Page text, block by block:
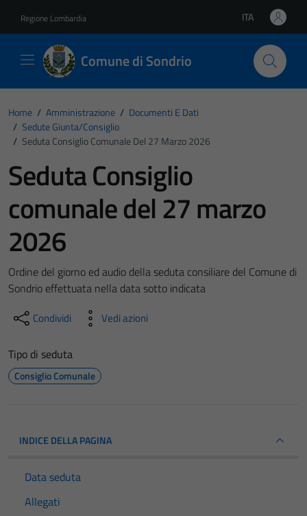
Regione Lombardia Lingua attiva:
ITA
Comune di Sondrio
Home / Amministrazione / Documenti E Dati
/ Sedute Giunta/consiglio
/ Seduta Consiglio Comunale Del 27 Marzo 2026
Seduta Consiglio
comunale del 27 marzo
2026
Ordine del giorno ed audio della seduta consiliare del Comune di
Sondrio effettuata nella data sotto indicata
Condividi Vedi azioni
Tipo di seduta
Consiglio Comunale
INDICE DELLA PAGINA
Data seduta
Allegati